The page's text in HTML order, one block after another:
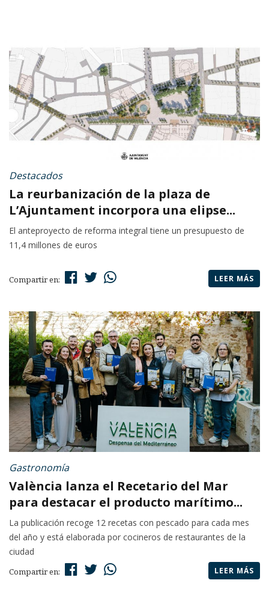
Destacados
La reurbanización de la plaza de
L’Ajuntament incorpora una elipse...
El anteproyecto de reforma integral tiene un presupuesto de
11,4 millones de euros
Compartir en: LEER MÁS
Gastronomía
València lanza el Recetario del Mar
para destacar el producto marítimo...
La publicación recoge 12 recetas con pescado para cada mes
del año y está elaborada por cocineros de restaurantes de la
ciudad
Compartir en: LEER MÁS